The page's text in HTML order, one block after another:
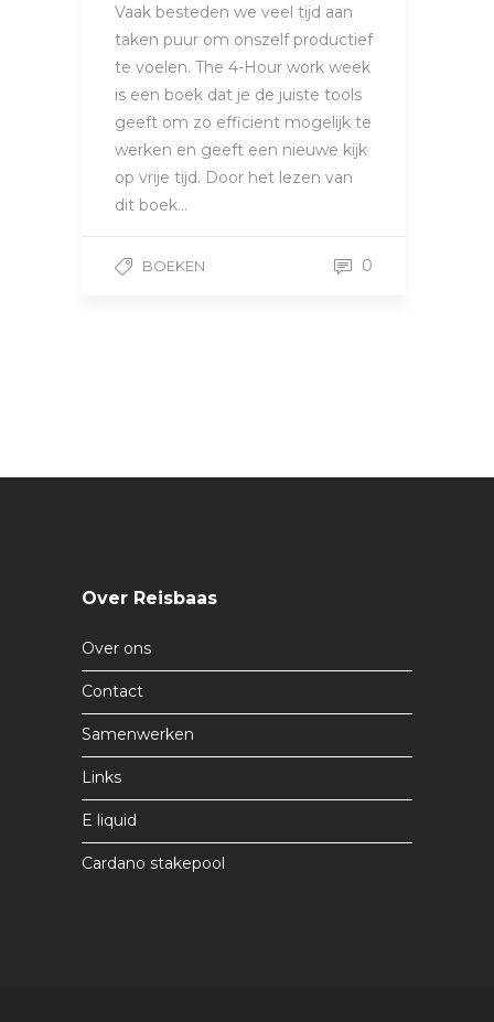
Vaak besteden we veel tijd aan
taken puur om onszelf productief
te voelen. The 4-Hour work week
is een boek dat je de juiste tools
geeft om zo efficient mogelijk te
werken en geeft een nieuwe kijk
op vrije tijd. Door het lezen van
dit boek…
BOEKEN 0
Over Reisbaas
Over ons
Contact
Samenwerken
Links
E liquid
Cardano stakepool